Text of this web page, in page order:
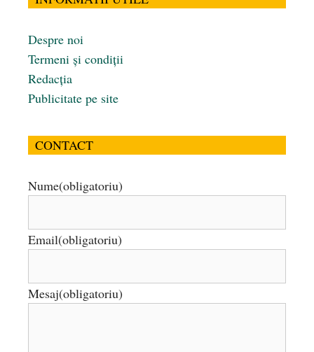
Despre noi
Termeni și condiții
Redacția
Publicitate pe site
CONTACT
Nume(obligatoriu)
Email(obligatoriu)
Mesaj(obligatoriu)